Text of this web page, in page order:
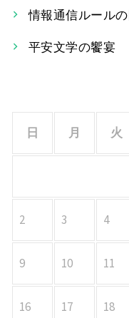
シ
ョ
情報通信ルール
平安文学の饗宴
日
月 火
2 3 4
9 10 11
16 17 18